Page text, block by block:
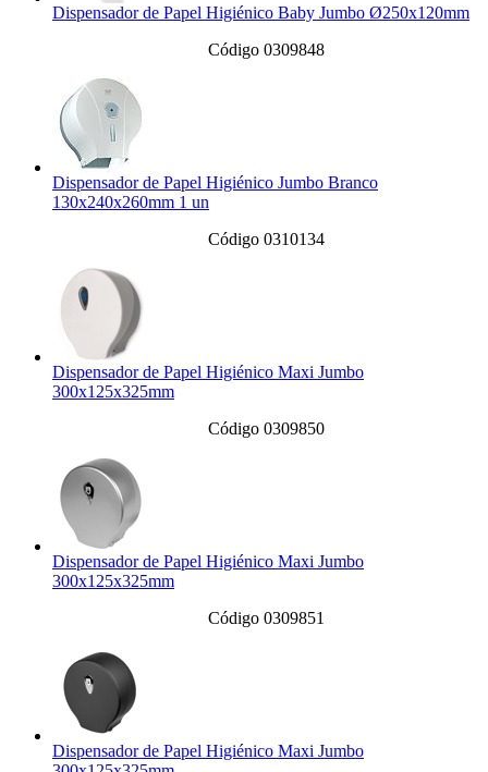
Dispensador de Papel Higiénico Baby Jumbo Ø250x120mm
Código 0309848
Dispensador de Papel Higiénico Jumbo Branco
130x240x260mm 1 un
Código 0310134
Dispensador de Papel Higiénico Maxi Jumbo
300x125x325mm
Código 0309850
Dispensador de Papel Higiénico Maxi Jumbo
300x125x325mm
Código 0309851
Dispensador de Papel Higiénico Maxi Jumbo